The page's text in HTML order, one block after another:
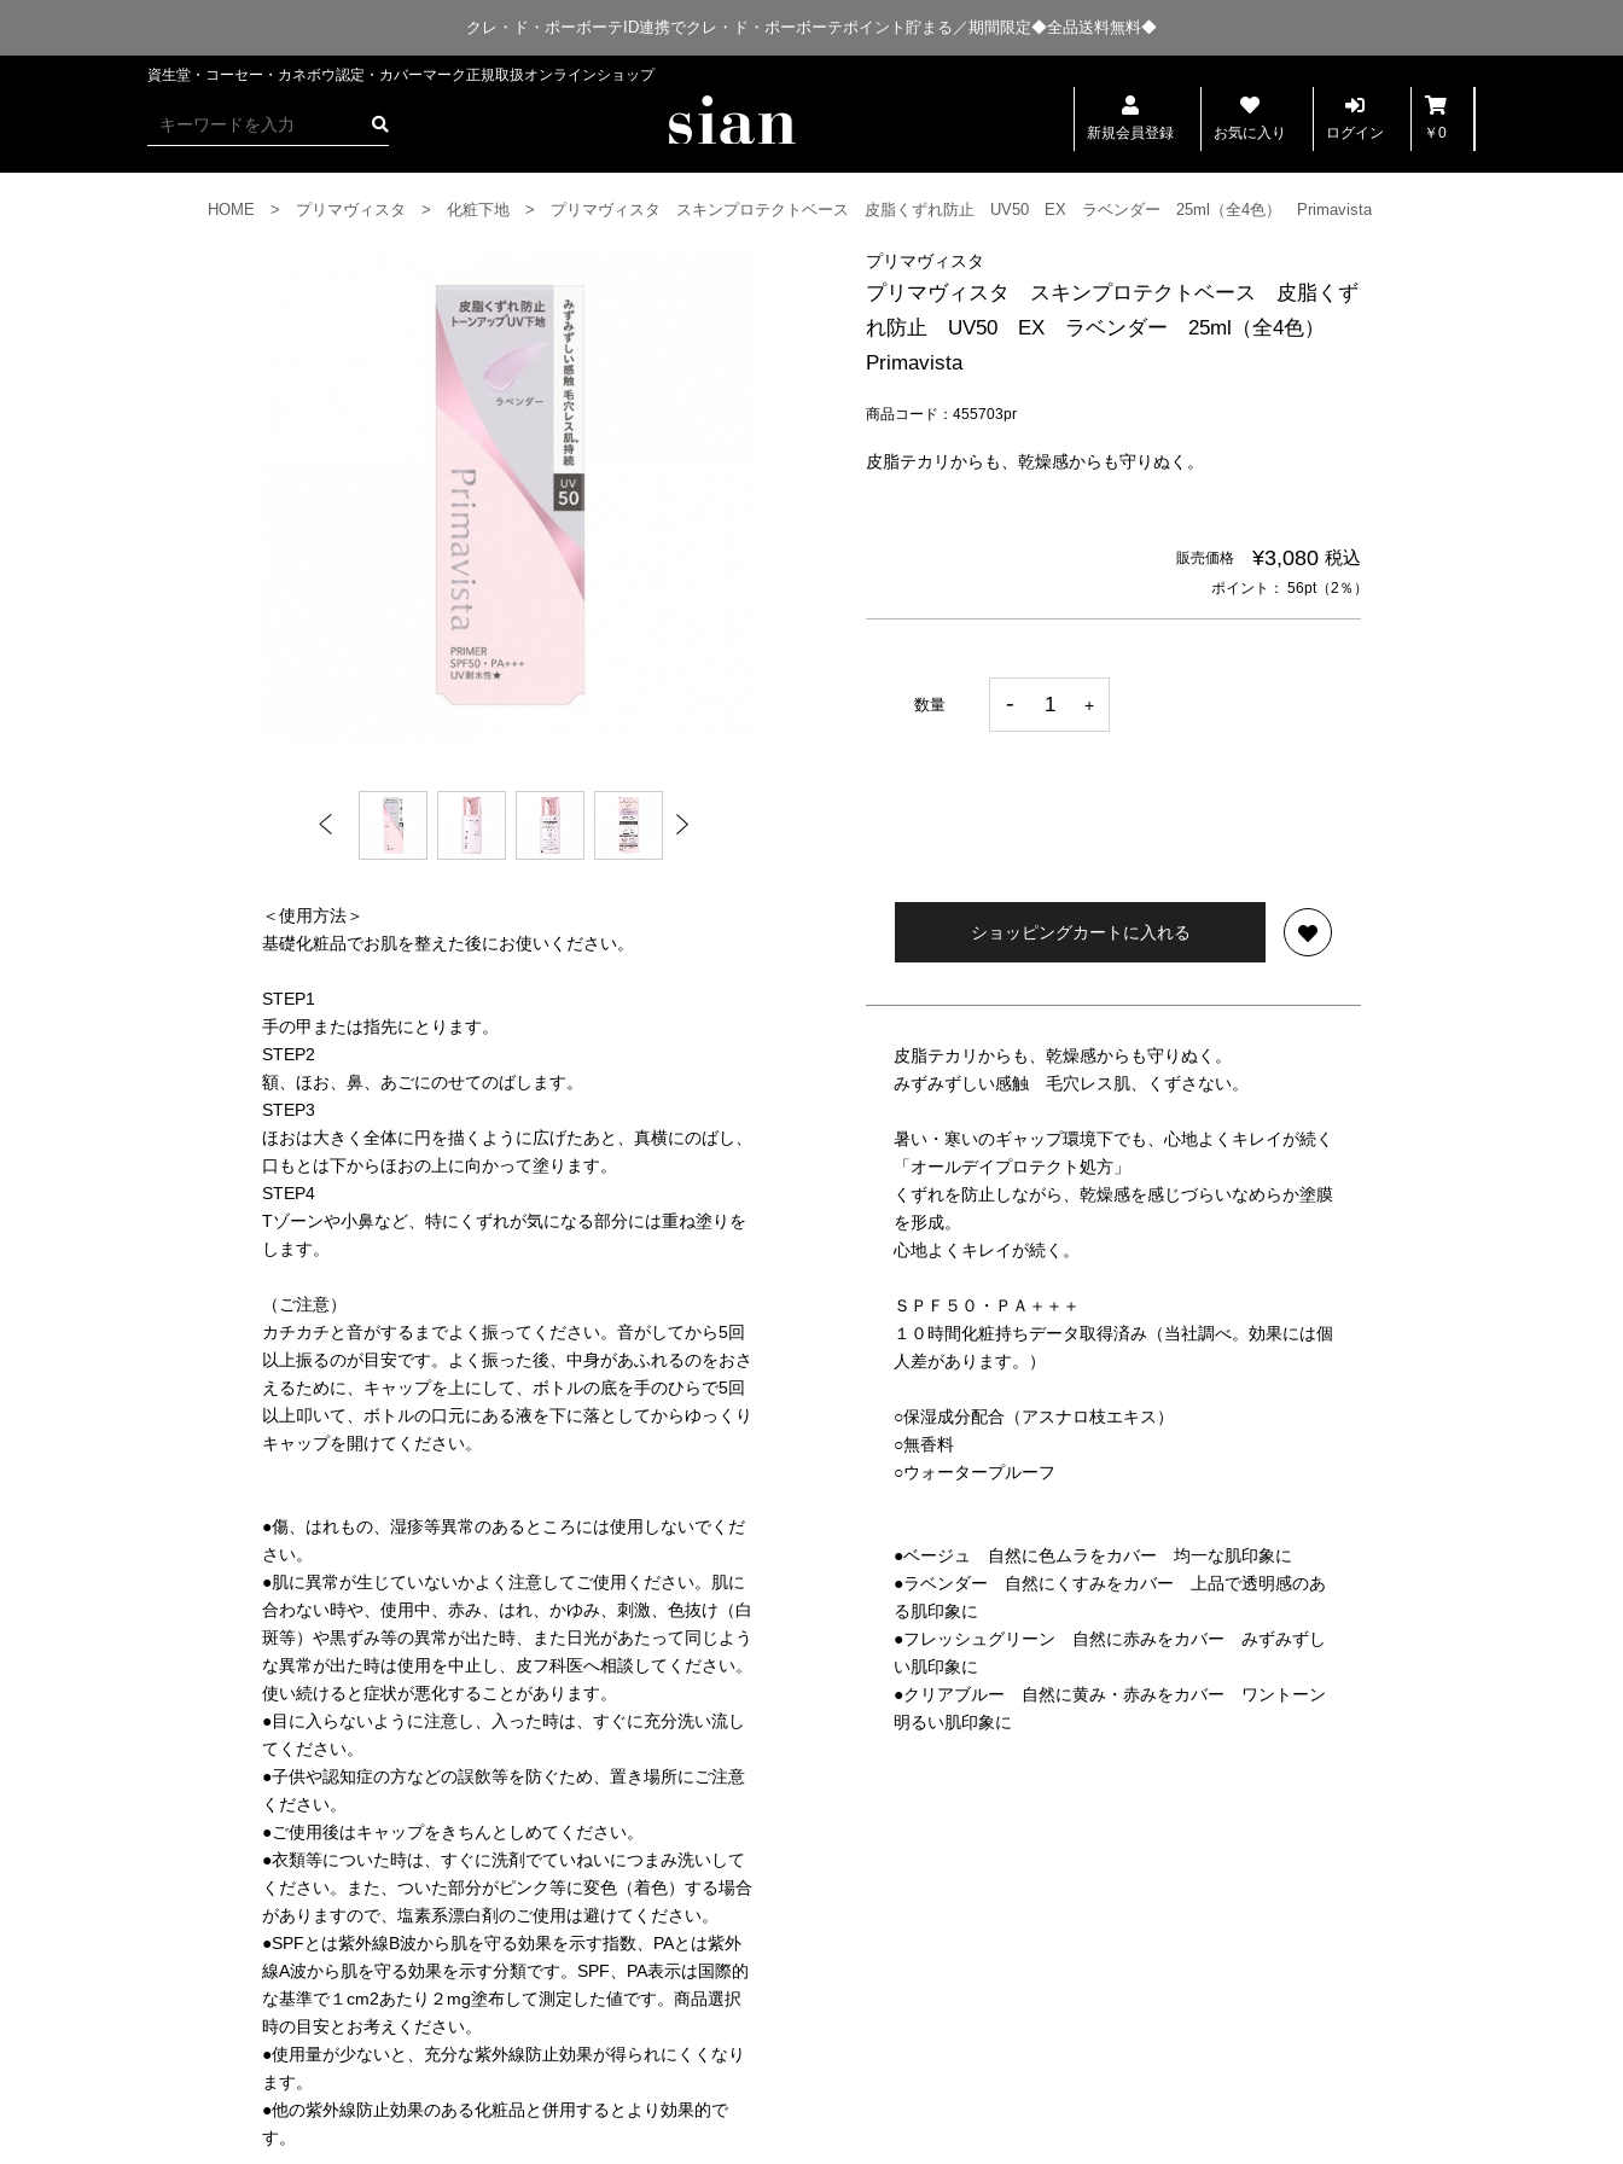
クレ・ド・ポーボーテID連携でクレ・ド・ポーボーテポイント貯まる／期間限定◆全品送料無料◆
新規会員登録 お気に入り ログイン ￥0
資生堂・コーセー・カネボウ認定・​​​​​​カバーマーク正規取扱オンラインショップ
HOME プリマヴィスタ 化粧下地 プリマヴィスタ スキンプロテクトベース 皮脂くずれ防止 UV50 EX ラベンダー 25ml（全4色） Primavista
プリマヴィスタ
プリマヴィスタ スキンプロテクトベース 皮脂くず
れ防止 UV50 EX ラベンダー 25ml（全4色）
Primavista
商品コード：455703pr
皮脂テカリからも、乾燥感からも守りぬく。
販売価格 ¥3,080 税込
ポイント： 56pt（2％）
数量
＜使用方法＞
基礎化粧品でお肌を整えた後にお使いください。
STEP1
手の甲または指先にとります。
STEP2
額、ほお、鼻、あごにのせてのばします。
STEP3
ほおは大きく全体に円を描くように広げたあと、真横にのばし、
口もとは下からほおの上に向かって塗ります。
STEP4
Tゾーンや小鼻など、特にくずれが気になる部分には重ね塗りを
します。
（ご注意）
カチカチと音がするまでよく振ってください。音がしてから5回
以上振るのが目安です。よく振った後、中身があふれるのをおさ
えるために、キャップを上にして、ボトルの底を手のひらで5回
以上叩いて、ボトルの口元にある液を下に落としてからゆっくり
キャップを開けてください。
●傷、はれもの、湿疹等異常のあるところには使用しないでくだ
さい。
●肌に異常が生じていないかよく注意してご使用ください。肌に
合わない時や、使用中、赤み、はれ、かゆみ、刺激、色抜け（白
斑等）や黒ずみ等の異常が出た時、また日光があたって同じよう
な異常が出た時は使用を中止し、皮フ科医へ相談してください。
使い続けると症状が悪化することがあります。
●目に入らないように注意し、入った時は、すぐに充分洗い流し
てください。
●子供や認知症の方などの誤飲等を防ぐため、置き場所にご注意
ください。
●ご使用後はキャップをきちんとしめてください。
●衣類等についた時は、すぐに洗剤でていねいにつまみ洗いして
ください。また、ついた部分がピンク等に変色（着色）する場合
がありますので、塩素系漂白剤のご使用は避けてください。
●SPFとは紫外線B波から肌を守る効果を示す指数、PAとは紫外
線A波から肌を守る効果を示す分類です。SPF、PA表示は国際的
な基準で１cm2あたり２mg塗布して測定した値です。商品選択
時の目安とお考えください。
●使用量が少ないと、充分な紫外線防止効果が得られにくくなり
ます。
●他の紫外線防止効果のある化粧品と併用するとより効果的で
す。
ショッピングカートに入れる
皮脂テカリからも、乾燥感からも守りぬく。
みずみずしい感触 毛穴レス肌、くずさない。
暑い・寒いのギャップ環境下でも、心地よくキレイが続く
「オールデイプロテクト処方」
くずれを防止しながら、乾燥感を感じづらいなめらか塗膜
を形成。
心地よくキレイが続く。
ＳＰＦ５０・ＰＡ＋＋＋
１０時間化粧持ちデータ取得済み（当社調べ。効果には個
人差があります。）
○保湿成分配合（アスナロ枝エキス）
○無香料
○ウォータープルーフ
●ベージュ 自然に色ムラをカバー 均一な肌印象に
●ラベンダー 自然にくすみをカバー 上品で透明感のあ
る肌印象に
●フレッシュグリーン 自然に赤みをカバー みずみずし
い肌印象に
●クリアブルー 自然に黄み・赤みをカバー ワントーン
明るい肌印象に